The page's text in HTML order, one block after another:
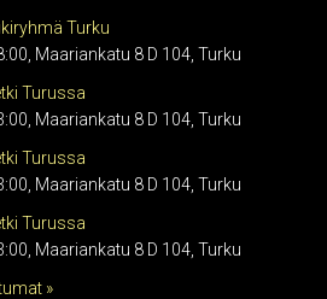
Turku
Maariankatu 8 D 104, Turku
Turussa
Maariankatu 8 D 104, Turku
Turussa
Maariankatu 8 D 104, Turku
Turussa
Maariankatu 8 D 104, Turku
»